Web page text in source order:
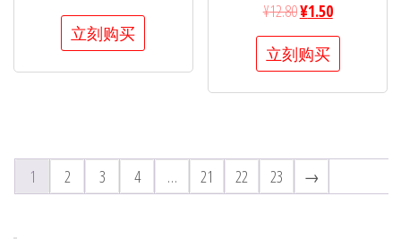
立刻购买
¥12.80¥1.50
立刻购买
1 2 3 4 … 21 22 23 →